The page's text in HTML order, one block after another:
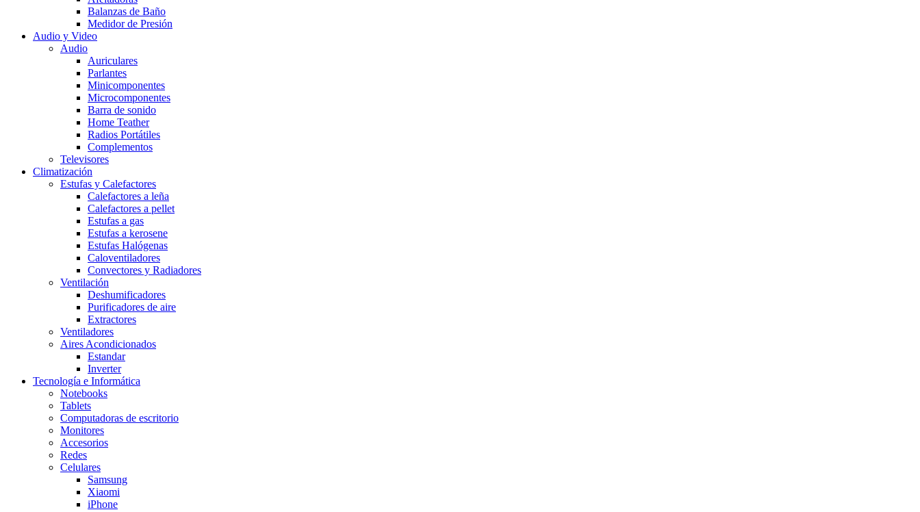
Balanzas de Baño
Medidor de Presión
Audio y Video
Audio
Auriculares
Parlantes
Minicomponentes
Microcomponentes
Barra de sonido
Home Teather
Radios Portátiles
Complementos
Televisores
Climatización
Estufas y Calefactores
Calefactores a leña
Calefactores a pellet
Estufas a gas
Estufas a kerosene
Estufas Halógenas
Caloventiladores
Convectores y Radiadores
Ventilación
Deshumificadores
Purificadores de aire
Extractores
Ventiladores
Aires Acondicionados
Estandar
Inverter
Tecnología e Informática
Notebooks
Tablets
Computadoras de escritorio
Monitores
Accesorios
Redes
Celulares
Samsung
Xiaomi
iPhone